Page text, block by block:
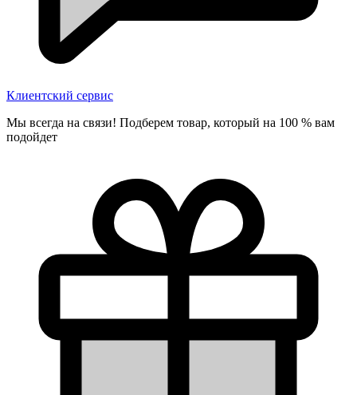
Клиентский сервис
Мы всегда на связи! Подберем товар, который на 100 % вам
подойдет